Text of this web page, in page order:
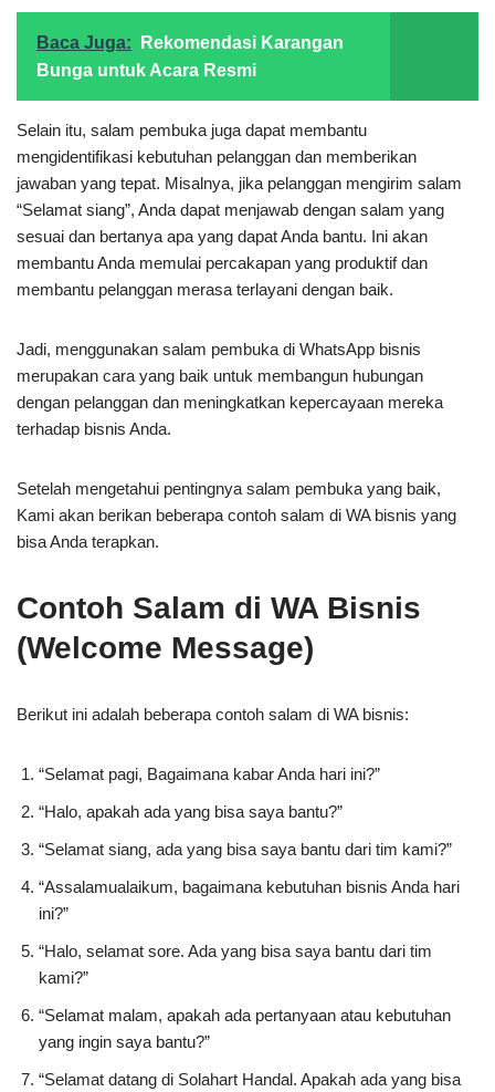
Baca Juga:
Rekomendasi Karangan
Bunga untuk Acara Resmi
Selain itu, salam pembuka juga dapat membantu
mengidentifikasi kebutuhan pelanggan dan memberikan
jawaban yang tepat. Misalnya, jika pelanggan mengirim salam
“Selamat siang”, Anda dapat menjawab dengan salam yang
sesuai dan bertanya apa yang dapat Anda bantu. Ini akan
membantu Anda memulai percakapan yang produktif dan
membantu pelanggan merasa terlayani dengan baik.
Jadi, menggunakan salam pembuka di WhatsApp bisnis
merupakan cara yang baik untuk membangun hubungan
dengan pelanggan dan meningkatkan kepercayaan mereka
terhadap bisnis Anda.
Setelah mengetahui pentingnya salam pembuka yang baik,
Kami akan berikan beberapa contoh salam di WA bisnis yang
bisa Anda terapkan.
Contoh Salam di WA Bisnis
(Welcome Message)
Berikut ini adalah beberapa contoh salam di WA bisnis:
“Selamat pagi, Bagaimana kabar Anda hari ini?”
“Halo, apakah ada yang bisa saya bantu?”
“Selamat siang, ada yang bisa saya bantu dari tim kami?”
“Assalamualaikum, bagaimana kebutuhan bisnis Anda hari
ini?”
“Halo, selamat sore. Ada yang bisa saya bantu dari tim
kami?”
“Selamat malam, apakah ada pertanyaan atau kebutuhan
yang ingin saya bantu?”
“Selamat datang di Solahart Handal. Apakah ada yang bisa